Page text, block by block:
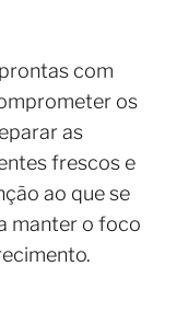
com
os
as
frescos e
ao que se
manter o foco